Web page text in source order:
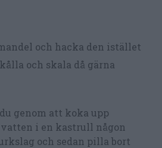
och hacka den istället
och skala då gärna
genom att koka upp
i en kastrull någon
och sedan pilla bort